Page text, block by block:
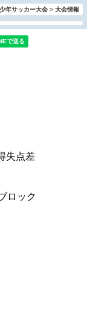
年サッカー大会 > 大会情報
失点差
ロック